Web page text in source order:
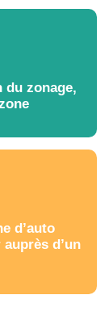
du zonage,
d’auto
d’un